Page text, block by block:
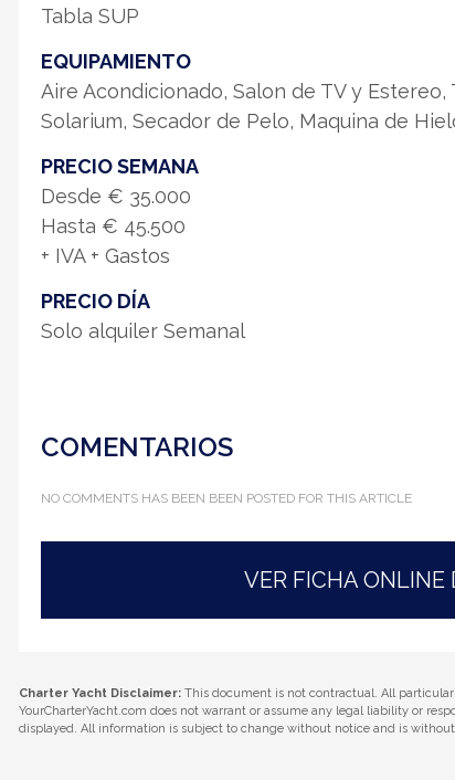
Tabla SUP
EQUIPAMIENTO
Aire Acondicionado, Salon de TV y
Solarium, Secador de Pelo, Maquina de
PRECIO SEMANA
Desde € 35.000
Hasta € 45.500
+ IVA + Gastos
PRECIO DÍA
Solo alquiler Semanal
COMENTARIOS
NO COMMENTS HAS BEEN BEEN POSTED FOR THIS ARTICLE
VER FICHA ONLINE
Charter Yacht Disclaimer: This document is not contractual. All
YourCharterYacht.com does not warrant or assume any legal liability or
displayed. All information is subject to change without notice and is